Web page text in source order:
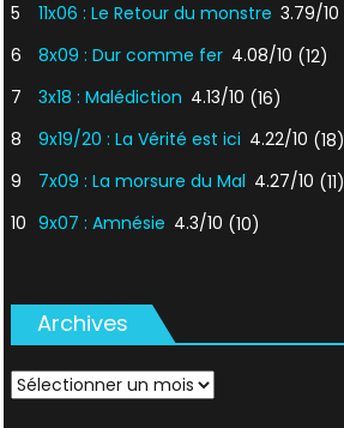
5
11x06 : Le Retour du monstre 3.79/10
6
8x09 : Dur comme fer 4.08/10 (12)
7
3x18 : Malédiction 4.13/10 (16)
8
9x19/20 : La Vérité est ici 4.22/10 (18)
9
7x09 : La morsure du Mal 4.27/10 (11)
10 9x07 : Amnésie 4.3/10 (10)
Archives
Archives